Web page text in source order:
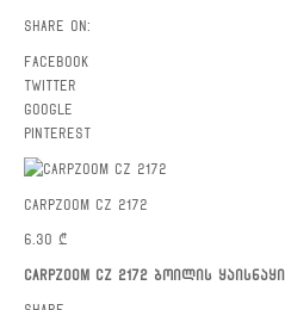
Share on:
facebook
twitter
google
pinterest
CARPZOOM CZ 2172
6.30 ₾
CARPZOOM CZ 2172 ბოილის